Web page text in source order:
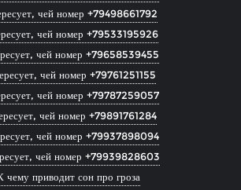
чей номер +79498661792
чей номер +79533195926
чей номер +79658539455
чей номер +79761251155
чей номер +79787259057
чей номер +79891761284
чей номер +79937898094
чей номер +79939828603
чему приводит сон про гроза